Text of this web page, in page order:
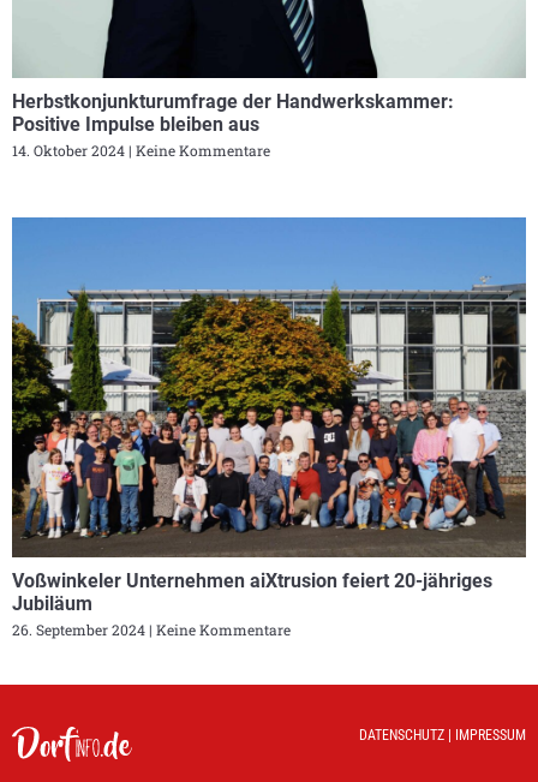
Herbstkonjunkturumfrage der Handwerkskammer:
Positive Impulse bleiben aus
14. Oktober 2024 Keine Kommentare
Voßwinkeler Unternehmen aiXtrusion feiert 20-jähriges
Jubiläum
26. September 2024 Keine Kommentare
DATENSCHUTZ IMPRESSUM